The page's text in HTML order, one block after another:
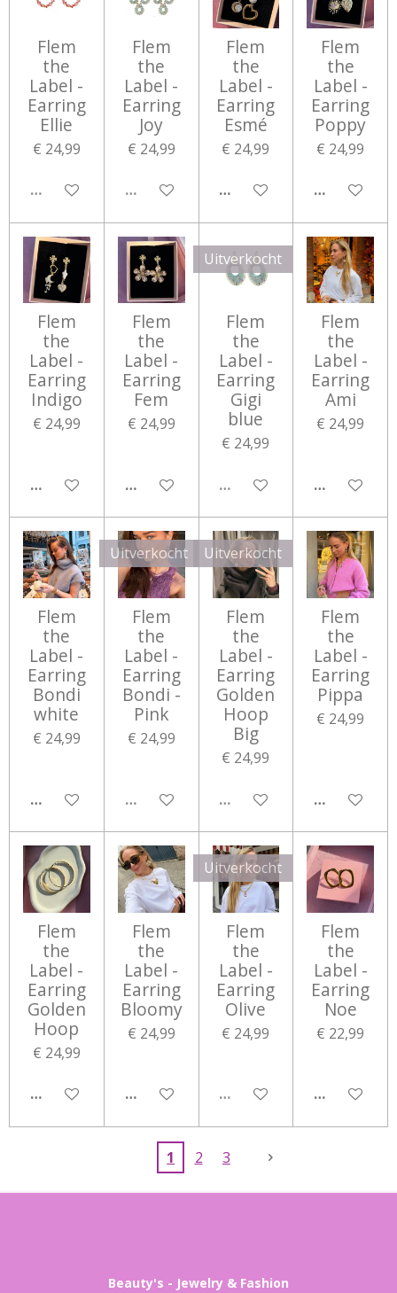
Flem
the
Label -
Earring
Ellie
€ 24,99
UITVERKOCHT
Flem
the
Label -
Earring
Joy
€ 24,99
UITVERKOCHT
Flem
the
Label -
Earring
Esmé
€ 24,99
IN WINKELWAGEN
Flem
the
Label -
Earring
Poppy
€ 24,99
IN
Flem
the
Label -
Earring
Indigo
€ 24,99
IN WINKELWAGEN
Flem
the
Label -
Earring
Fem
€ 24,99
IN WINKELWAGEN
Uitverkocht
Flem
the
Label -
Earring
Gigi
blue
€ 24,99
UITVERKOCHT
Flem
the
Label -
Earring
Ami
€ 24,99
IN
Flem
the
Label -
Earring
Bondi
white
€ 24,99
IN WINKELWAGEN
Uitverkocht
Flem
the
Label -
Earring
Bondi -
Pink
€ 24,99
UITVERKOCHT
Uitverkocht
Flem
the
Label -
Earring
Golden
Hoop
Big
€ 24,99
UITVERKOCHT
Flem
the
Label -
Earring
Pippa
€ 24,99
IN
Flem
the
Label -
Earring
Golden
Hoop
€ 24,99
IN WINKELWAGEN
Flem
the
Label -
Earring
Bloomy
€ 24,99
IN WINKELWAGEN
Uitverkocht
Flem
the
Label -
Earring
Olive
€ 24,99
UITVERKOCHT
Flem
the
Label -
Earring
Noe
€ 22,99
IN
1 2 3
Beauty's - Jewelry & Fashion